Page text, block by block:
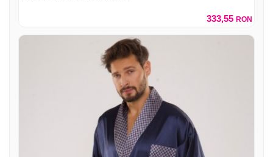
333,55 RON